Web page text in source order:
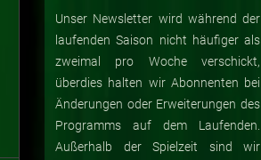
Unser Newsletter wird während der
laufenden Saison nicht häufiger als
zweimal pro Woche verschickt,
überdies halten wir Abonnenten bei
Änderungen oder Erweiterungen des
Programms auf dem Laufenden.
Außerhalb der Spielzeit sind wir